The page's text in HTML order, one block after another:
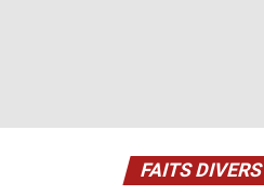
FAITS DIVERS